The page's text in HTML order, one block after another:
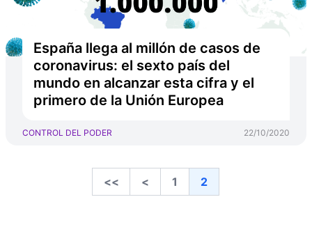
España llega al millón de casos de
coronavirus: el sexto país del
mundo en alcanzar esta cifra y el
primero de la Unión Europea
CONTROL DEL PODER 22/10/2020
<< < 1 2